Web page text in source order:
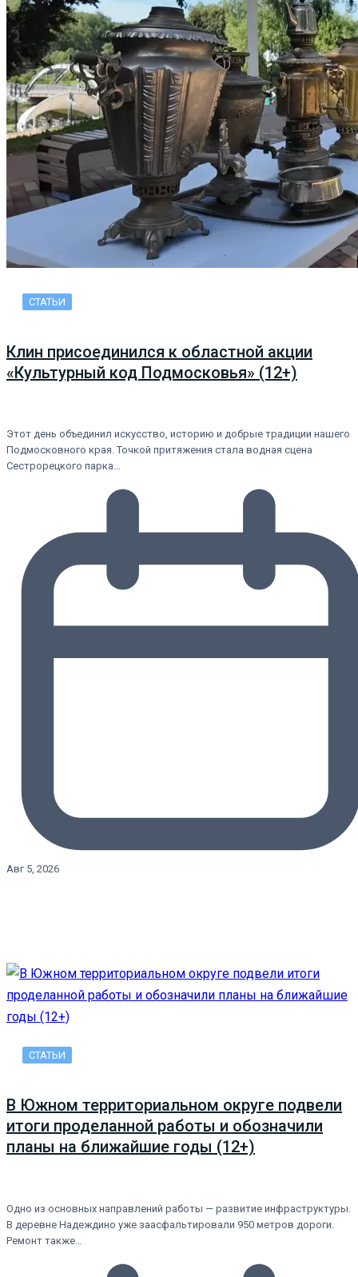
СТАТЬИ
Клин присоединился к областной акции
«Культурный код Подмосковья» (12+)
Этот день объединил искусство, историю и добрые традиции нашего
Подмосковного края. Точкой притяжения стала водная сцена
Сестрорецкого парка…
Авг 5, 2026
СТАТЬИ
В Южном территориальном округе подвели
итоги проделанной работы и обозначили
планы на ближайшие годы (12+)
Одно из основных направлений работы — развитие инфраструктуры.
В деревне Надеждино уже заасфальтировали 950 метров дороги.
Ремонт также…